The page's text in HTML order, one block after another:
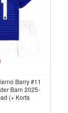
Barry #11
Barn 2025-
(+ Korta